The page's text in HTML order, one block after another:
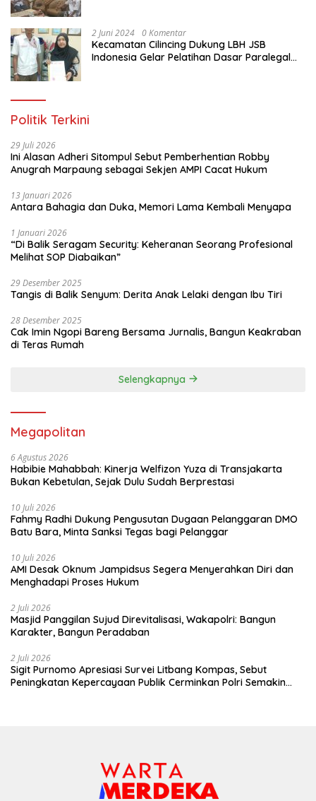
2 Juni 2024 0 Komentar
Kecamatan Cilincing Dukung LBH JSB
Indonesia Gelar Pelatihan Dasar Paralegal
Politik Terkini
29 Juli 2026
Ini Alasan Adheri Sitompul Sebut Pemberhentian Robby
Anugrah Marpaung sebagai Sekjen AMPI Cacat Hukum
13 Januari 2026
Antara Bahagia dan Duka, Memori Lama Kembali Menyapa
1 Januari 2026
“Di Balik Seragam Security: Keheranan Seorang Profesional
Melihat SOP Diabaikan”
29 Desember 2025
Tangis di Balik Senyum: Derita Anak Lelaki dengan Ibu Tiri
28 Desember 2025
Cak Imin Ngopi Bareng Bersama Jurnalis, Bangun Keakraban
di Teras Rumah
Selengkapnya
Megapolitan
6 Agustus 2026
Habibie Mahabbah: Kinerja Welfizon Yuza di Transjakarta
Bukan Kebetulan, Sejak Dulu Sudah Berprestasi
10 Juli 2026
Fahmy Radhi Dukung Pengusutan Dugaan Pelanggaran DMO
Batu Bara, Minta Sanksi Tegas bagi Pelanggar
10 Juli 2026
AMI Desak Oknum Jampidsus Segera Menyerahkan Diri dan
Menghadapi Proses Hukum
2 Juli 2026
Masjid Panggilan Sujud Direvitalisasi, Wakapolri: Bangun
Karakter, Bangun Peradaban
2 Juli 2026
Sigit Purnomo Apresiasi Survei Litbang Kompas, Sebut
Peningkatan Kepercayaan Publik Cerminkan Polri Semakin